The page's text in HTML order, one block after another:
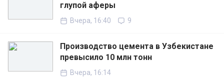
глупой аферы
Вчера, 16:40 9
Производство цемента в Узбекистане
превысило 10 млн тонн
Вчера, 16:14